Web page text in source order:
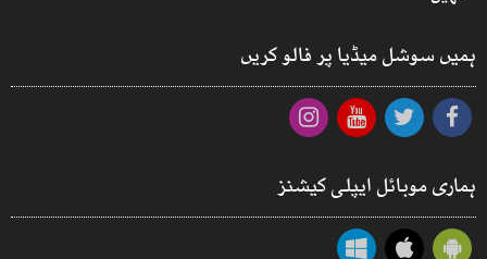
ہمیں سوشل میڈیا پر فالو کریں
ہماری موبائل ایپلی کیشنز